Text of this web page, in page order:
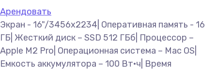
Арендовать
Экран - 16"/3456x2234| Оперативная память - 16
ГБ| Жесткий диск – SSD 512 ГБб| Процессор –
Apple M2 Pro| Операционная система – Mac OS|
Емкость аккумулятора – 100 Вт·ч| Время